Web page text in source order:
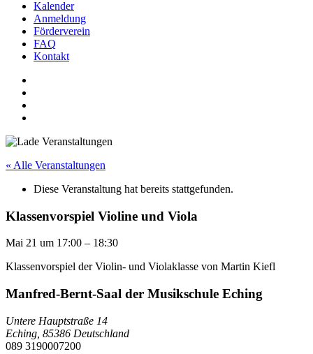
Kalender
Anmeldung
Förderverein
FAQ
Kontakt
« Alle Veranstaltungen
Diese Veranstaltung hat bereits stattgefunden.
Klassenvorspiel Violine und Viola
Mai 21 um 17:00 – 18:30
Klassenvorspiel der Violin- und Violaklasse von Martin Kiefl
Manfred-Bernt-Saal der Musikschule Eching
Untere Hauptstraße 14
Eching 85386 Deutschland
089 3190007200